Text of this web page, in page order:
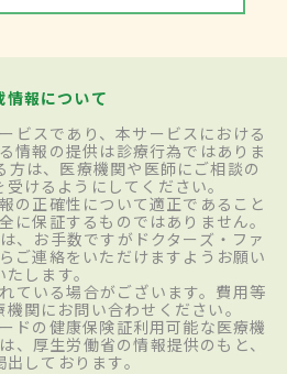
情報について
ビスであり、本サービスにおける
情報の提供は診療行為ではありま
方は、医療機関や医師にご相談の
けるようにしてください。
の正確性について適正であること
に保証するものではありません。
、お手数ですがドクターズ・ファ
ご連絡をいただけますようお願い
たします。
ている場合がございます。費用等
関にお問い合わせください。
ドの健康保険証利用可能な医療機
、厚生労働省の情報提供のもと、
しております。